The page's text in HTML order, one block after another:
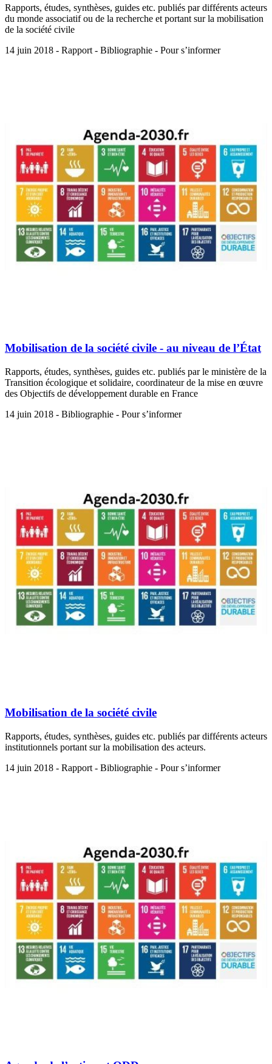
Rapports, études, synthèses, guides etc. publiés par différents acteurs
du monde associatif ou de la recherche et portant sur la mobilisation
de la société civile
14 juin 2018 - Rapport - Bibliographie - Pour s’informer
Mobilisation de la société civile - au niveau de l’État
Rapports, études, synthèses, guides etc. publiés par le ministère de la
Transition écologique et solidaire, coordinateur de la mise en œuvre
des Objectifs de développement durable en France
14 juin 2018 - Bibliographie - Pour s’informer
Mobilisation de la société civile
Rapports, études, synthèses, guides etc. publiés par différents acteurs
institutionnels portant sur la mobilisation des acteurs.
14 juin 2018 - Rapport - Bibliographie - Pour s’informer